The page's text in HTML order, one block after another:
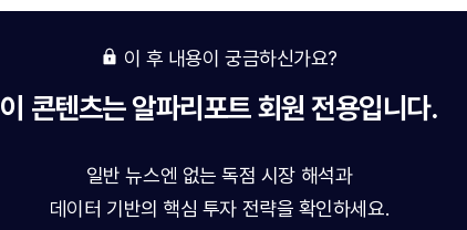
이 후 내용이 궁금하신가요?
이 콘텐츠는알파리포트회원 전용입니다.
일반 뉴스엔 없는 독점 시장 해석과
데이터 기반의 핵심 투자 전략을 확인하세요.